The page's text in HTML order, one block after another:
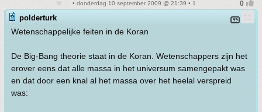
• donderdag 10 september 2009 @ 21:39 • 1
polderturk
Wetenschappelijke feiten in de Koran
De Big-Bang theorie staat in de Koran. Wetenschappers zijn het
erover eens dat alle massa in het universum samengepakt was
en dat door een knal al het massa over het heelal verspreid
was: